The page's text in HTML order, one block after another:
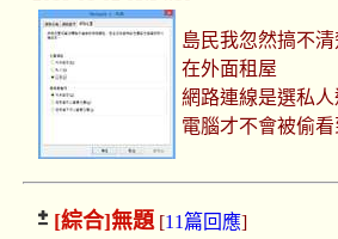
島民我忽然搞不清
在外面租屋
網路連線是選私
電腦才不會被偷看
[綜合]無題[11篇回應]